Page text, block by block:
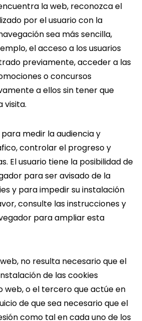
la web, reconozca el
por el usuario con la
sea más sencilla,
el acceso a los usuarios
previamente, acceder a las
o concursos
a ellos sin tener que
visita.
medir la audiencia y
controlar el progreso y
El usuario tiene la posibilidad de
para ser avisado de la
y para impedir su instalación
consulte las instrucciones y
para ampliar esta
no resulta necesario que el
de las cookies
web, o el tercero que actúe en
de que sea necesario que el
como tal en cada uno de los